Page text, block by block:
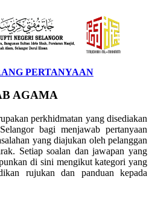
PERTANYAAN
AGAMA
perkhidmatan yang disediakan
bagi menjawab pertanyaan
yang diajukan oleh pelanggan
Setiap soalan dan jawapan yang
di sini mengikut kategori yang
rujukan dan panduan kepada